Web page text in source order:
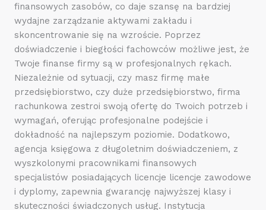
finansowych zasobów, co daje szansę na bardziej
wydajne zarządzanie aktywami zakładu i
skoncentrowanie się na wzroście. Poprzez
doświadczenie i biegłości fachowców możliwe jest, że
Twoje finanse firmy są w profesjonalnych rękach.
Niezależnie od sytuacji, czy masz firmę małe
przedsiębiorstwo, czy duże przedsiębiorstwo, firma
rachunkowa zestroi swoją ofertę do Twoich potrzeb i
wymagań, oferując profesjonalne podejście i
dokładność na najlepszym poziomie. Dodatkowo,
agencja księgowa z długoletnim doświadczeniem, z
wyszkolonymi pracownikami finansowych
specjalistów posiadających licencje licencje zawodowe
i dyplomy, zapewnia gwarancję najwyższej klasy i
skuteczności świadczonych usług. Instytucja